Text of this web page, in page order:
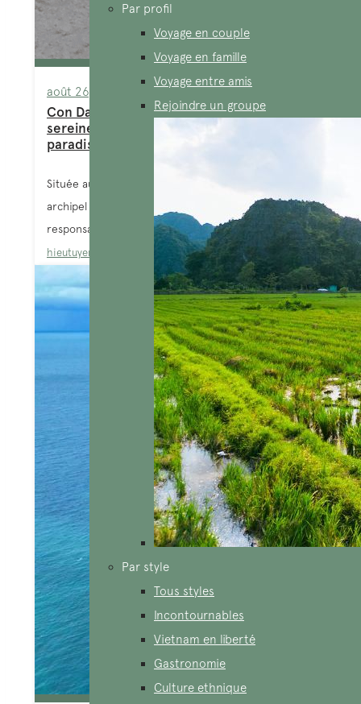
Par profil
Voyage en couple
Voyage en famille
Voyage entre amis
Rejoindre un groupe
Par style
Tous styles
Incontournables
Vietnam en liberté
Gastronomie
Culture ethnique
août 26, 2025
Con Dao : le guide pour partir
sereinement à la découverte de ce
paradis secret
Située au large de Ho Chi Minh, Con Dao est un
archipel d’îles incontournable en terme de tourisme
responsable. Cette...
hieutuyen Ile de Con Dao , Station balnéaire Vietnam